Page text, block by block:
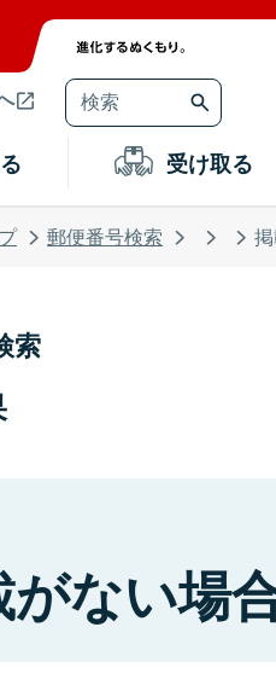
受け取る
郵便番号検索
索
ない場